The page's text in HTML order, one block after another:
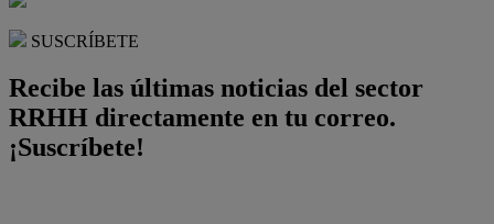
SUSCRÍBETE
Recibe las últimas noticias del sector
RRHH directamente en tu correo.
¡Suscríbete!